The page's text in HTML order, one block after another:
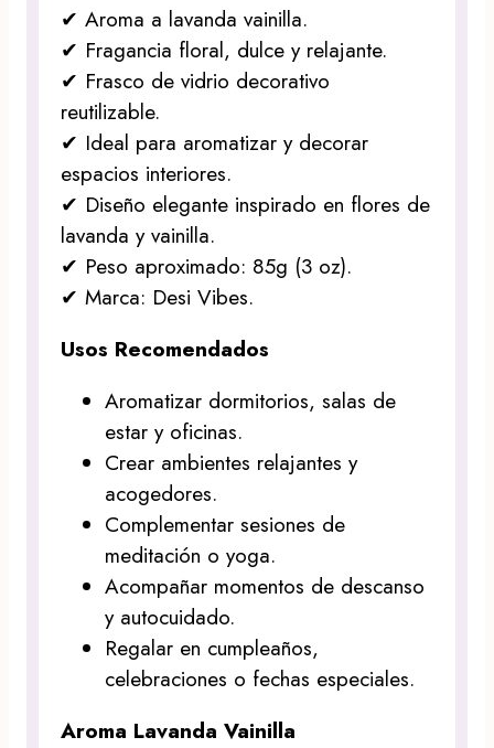
✔ Aroma a lavanda vainilla.
✔ Fragancia floral, dulce y relajante.
✔ Frasco de vidrio decorativo
reutilizable.
✔ Ideal para aromatizar y decorar
espacios interiores.
✔ Diseño elegante inspirado en flores de
lavanda y vainilla.
✔ Peso aproximado: 85g (3 oz).
✔ Marca: Desi Vibes.
Usos Recomendados
Aromatizar dormitorios, salas de
estar y oficinas.
Crear ambientes relajantes y
acogedores.
Complementar sesiones de
meditación o yoga.
Acompañar momentos de descanso
y autocuidado.
Regalar en cumpleaños,
celebraciones o fechas especiales.
Aroma Lavanda Vainilla